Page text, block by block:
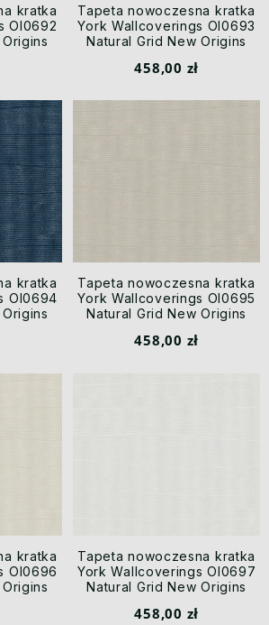
kratka
OI0692
Tapeta nowoczesna kratka
York Wallcoverings OI0693
Natural Grid New Origins
458,00 zł
kratka
OI0694
Tapeta nowoczesna kratka
York Wallcoverings OI0695
Natural Grid New Origins
458,00 zł
kratka
OI0696
Tapeta nowoczesna kratka
York Wallcoverings OI0697
Natural Grid New Origins
458,00 zł